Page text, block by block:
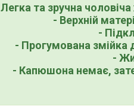
Легка та зручна
- Верхній
-
- Прогумована змійка
-
- Капюшона немає, зате